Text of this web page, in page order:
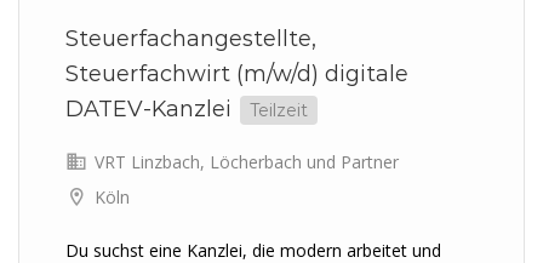
Steuerfachangestellte,
Steuerfachwirt (m/w/d) digitale
DATEV-Kanzlei
Teilzeit
VRT Linzbach, Löcherbach und Partner
Köln
Du suchst eine Kanzlei, die modern arbeitet und